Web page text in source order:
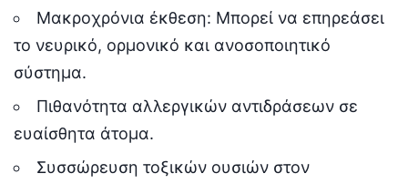
Μακροχρόνια έκθεση: Μπορεί να επηρεάσει
το νευρικό, ορμονικό και ανοσοποιητικό
σύστημα.
Πιθανότητα αλλεργικών αντιδράσεων σε
ευαίσθητα άτομα.
Συσσώρευση τοξικών ουσιών στον